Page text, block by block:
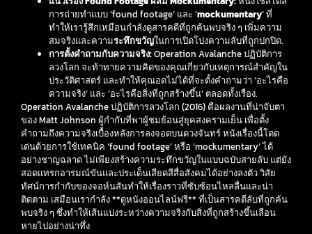
การถ่ายทำแบบ ‘found footage’ และ ‘mockumentary‘ ที่
ทำให้เรารู้สึกเหมือนกำลังดูสารคดีที่ถูกค้นพบจริง ๆ เพิ่มความ
สมจริงและความระทึกขวัญในการเปิดโปงความลับที่ถูกปกปิด.
การตั้งคำถามกับความจริง:Operation Avalanche ปฏิบัติการ
ลวงโลก จะท้าทายความคิดของคุณเกี่ยวกับเหตุการณ์สำคัญใน
ประวัติศาสตร์ และทำให้คุณอดไม่ได้ที่จะตั้งคำถามว่า ‘อะไรคือ
ความจริง’ และ ‘อะไรคือสิ่งที่ถูกสร้างขึ้น’ ตลอดทั้งเรื่อง.
Operation Avalanche ปฏิบัติการลวงโลก (2016) คือผลงานที่น่าจับตา
ของ Matt Johnson ผู้กำกับที่พาผู้ชมย้อนสู่ยุคสงครามเย็น เพื่อตั้ง
คำถามถึงความจริงเบื้องหลังการลงจอดบนดวงจันทร์ หนังเรื่องนี้โดด
เด่นด้วยการใช้เทคนิค ‘found footage’ หรือ ‘mockumentary’ ได้
อย่างชาญฉลาด ไม่เพียงสร้างความระทึกขวัญในแบบฉบับสายลับ แต่ยัง
สอดแทรกอารมณ์ขันและประเด็นเสียดสีสื่อสังคมได้อย่างลงตัว วิสัย
ทัศน์การกำกับของจอห์นสันทำให้เรื่องราวที่ซับซ้อนไหลลื่นและน่า
ติดตาม เสมือนเรากำลัง **ดูหนังออนไลน์ฟรี** ที่เป็นสารคดีลับที่ถูกค้น
พบจริง ๆ ซึ่งทำให้เส้นแบ่งระหว่างความจริงกับสิ่งที่ถูกสร้างขึ้นเลือน
หายไปอย่างน่าทึ่ง